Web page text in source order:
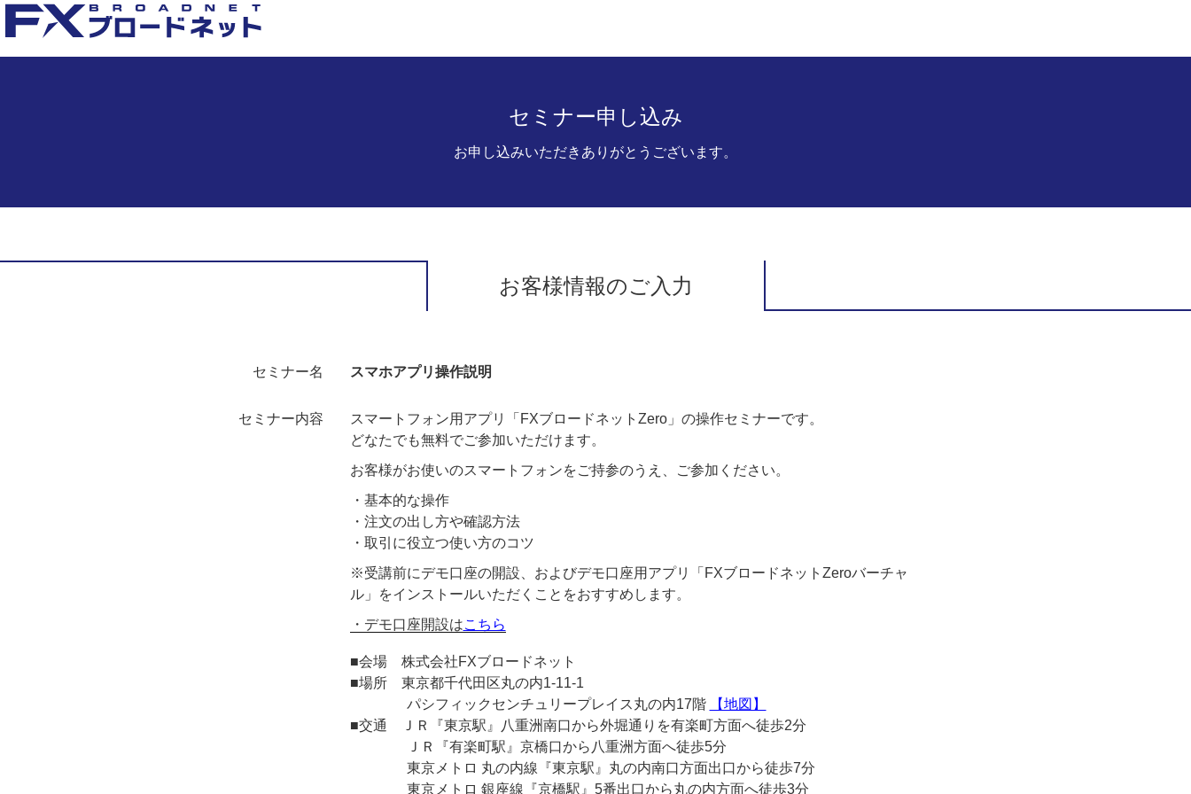
セミナー申し込み
お申し込みいただきありがとうございます。
お客様情報のご入力
セミナー名 スマホアプリ操作説明
セミナー内容
スマートフォン用アプリ「FXブロードネットZero」の操作セミナーです。
どなたでも無料でご参加いただけます。
お客様がお使いのスマートフォンをご持参のうえ、ご参加ください。
・基本的な操作
・注文の出し方や確認方法
・取引に役立つ使い方のコツ
※受講前にデモ口座の開設、およびデモ口座用アプリ「FXブロードネットZeroバーチャ
ル」をインストールいただくことをおすすめします。
・デモ口座開設はこちら
■会場 株式会社FXブロードネット
■場所 東京都千代田区丸の内1-11-1
パシフィックセンチュリープレイス丸の内17階
【地図】
■交通 ＪＲ『東京駅』八重洲南口から外堀通りを有楽町方面へ徒歩2分
ＪＲ『有楽町駅』京橋口から八重洲方面へ徒歩5分
東京メトロ 丸の内線『東京駅』丸の内南口方面出口から徒歩7分
東京メトロ 銀座線『京橋駅』5番出口から丸の内方面へ徒歩3分